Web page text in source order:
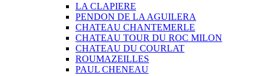
LA CLAPIERE
PENDON DE LA AGUILERA
CHATEAU CHANTEMERLE
CHATEAU TOUR DU ROC MILON
CHATEAU DU COURLAT
ROUMAZEILLES
PAUL CHENEAU